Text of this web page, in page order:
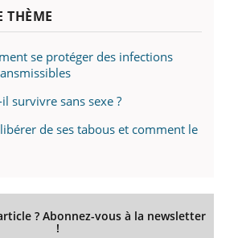
THÈME
se protéger des infections
survivre sans sexe ?
de ses tabous et comment le
? Abonnez-vous à la newsletter
!